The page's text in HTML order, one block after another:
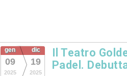
gen
09
2025
dic
19
2025
Il Teatro
Padel.